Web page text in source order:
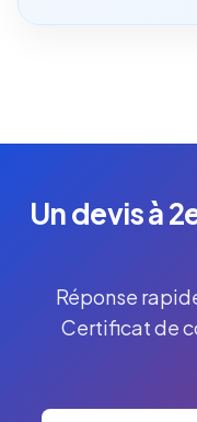
Un devis à
Réponse
Certificat de